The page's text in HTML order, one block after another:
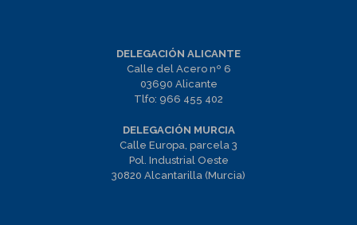
DELEGACIÓN ALICANTE
Calle del Acero nº 6
03690 Alicante
Tlfo: 966 455 402
DELEGACIÓN MURCIA
Calle Europa, parcela 3
Pol. Industrial Oeste
30820 Alcantarilla (Murcia)